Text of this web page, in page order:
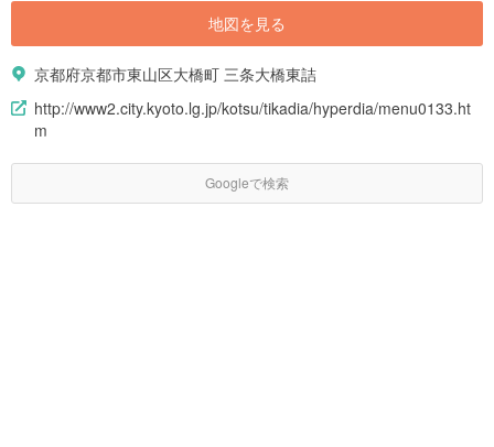
地図を見る
京都府京都市東山区大橋町 三条大橋東詰
http://www2.city.kyoto.lg.jp/kotsu/tikadia/hyperdia/menu0133.ht
m
Googleで検索